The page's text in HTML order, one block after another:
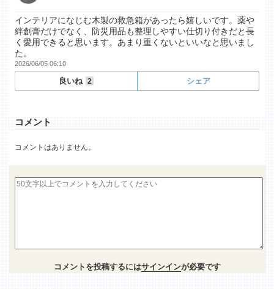
インテリアになじむ木製の救急箱があったら嬉しいです。薬や
絆創膏だけでなく、防災用品も整理しやすい仕切り付きだと長
く愛用できると思います。あまり重くないといいなと思いまし
た。
2026/06/05 06:10
良いね 2 シェア
コメント
コメントはありません。
コメントを投稿するにはサインインが必要です